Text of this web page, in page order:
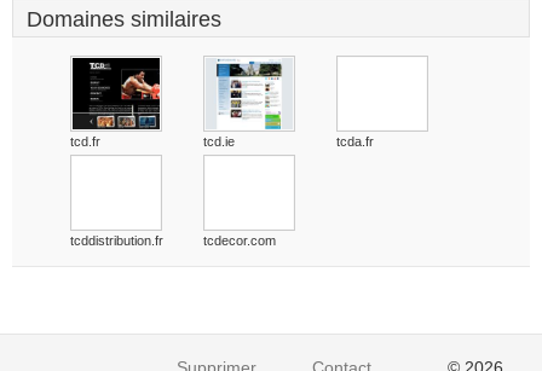
Domaines similaires
tcd.fr tcd.ie tcda.fr
tcddistribution.fr tcdecor.com